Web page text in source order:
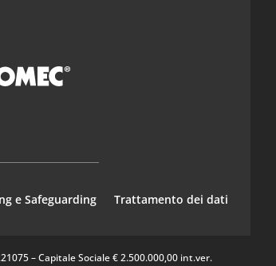
e Safeguarding Trattamento dei dati
– Capitale Sociale € 2.500.000,00 int.ver.